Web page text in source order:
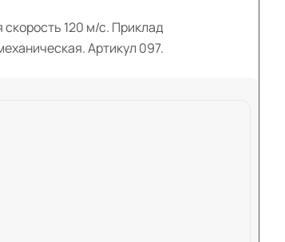
скорость 120 м/с. Приклад
Артикул 097.